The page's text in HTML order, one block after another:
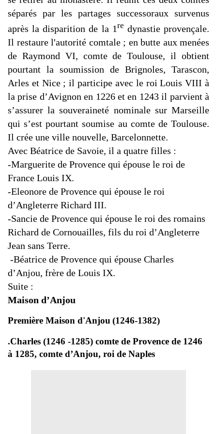
séparés par les partages successoraux survenus
après la disparition de la 1re dynastie provençale.
Il restaure l'autorité comtale ; en butte aux menées
de Raymond VI, comte de Toulouse, il obtient
pourtant la soumission de Brignoles, Tarascon,
Arles et Nice ; il participe avec le roi Louis VIII à
la prise d’Avignon en 1226 et en 1243 il parvient à
s’assurer la souveraineté nominale sur Marseille
qui s’est pourtant soumise au comte de Toulouse.
Il crée une ville nouvelle, Barcelonnette.
Avec Béatrice de Savoie, il a quatre filles :
-Marguerite de Provence qui épouse le roi de
France Louis IX.
-Eleonore de Provence qui épouse le roi
d’Angleterre Richard III.
-Sancie de Provence qui épouse le roi des romains
Richard de Cornouailles, fils du roi d’Angleterre
Jean sans Terre.
-Béatrice de Provence qui épouse Charles
d’Anjou, frère de Louis IX.
Suite :
Maison d’Anjou
Première Maison d'Anjou (1246-1382)
.Charles (1246 -1285) comte de Provence de 1246
à 1285, comte d’Anjou, roi de Naples